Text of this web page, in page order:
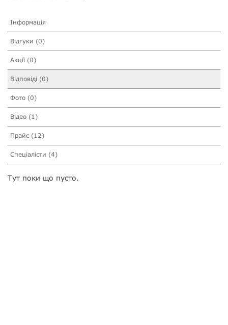
Інформація
Відгуки (0)
Акції (0)
Відповіді (0)
Фото (0)
Відео (1)
Прайс (12)
Спеціалісти (4)
Тут поки що пусто.